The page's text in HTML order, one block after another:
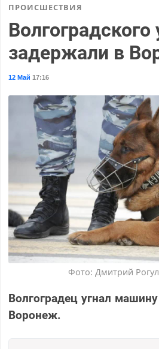
ПРОИСШЕСТВИЯ
задержали в
12 Май 17:16
Фото: Дмитрий
Волгоградец угнал
Воронеж.